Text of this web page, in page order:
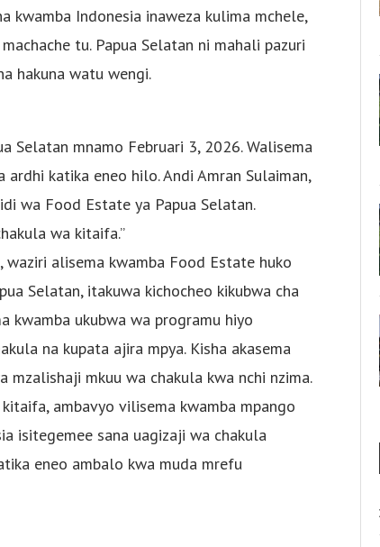
kwamba Indonesia inaweza kulima mchele,
tu. Papua Selatan ni mahali pazuri
hakuna watu wengi.
Selatan mnamo Februari 3, 2026. Walisema
katika eneo hilo. Andi Amran Sulaiman,
wa Food Estate ya Papua Selatan.
wa kitaifa.”
alisema kwamba Food Estate huko
Selatan, itakuwa kichocheo kikubwa cha
kwamba ukubwa wa programu hiyo
na kupata ajira mpya. Kisha akasema
mkuu wa chakula kwa nchi nzima.
ambavyo vilisema kwamba mpango
isitegemee sana uagizaji wa chakula
eneo ambalo kwa muda mrefu